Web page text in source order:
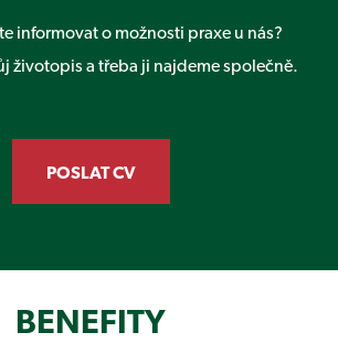
informovat o možnosti praxe u nás?
životopis a třeba ji najdeme společně.
POSLAT CV
BENEFITY